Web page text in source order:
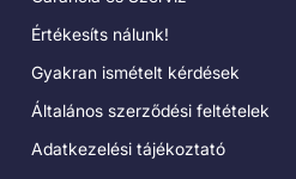
Értékesíts nálunk!
Gyakran ismételt kérdések
Általános szerződési feltételek
Adatkezelési tájékoztató